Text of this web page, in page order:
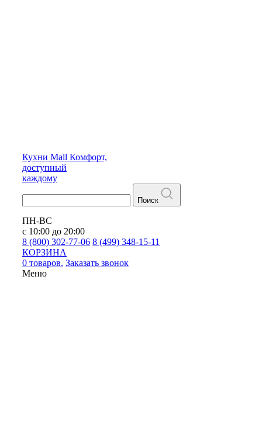
Кухни Mall Комфорт,
доступный
каждому
Поиск
ПН-ВС
с 10:00 до 20:00
8 (800) 302-77-06 8 (499) 348-15-11
КОРЗИНА
0 товаров. Заказать звонок
Меню